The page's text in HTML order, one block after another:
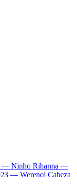
— Ninho Rihanna —
— Werenoi Cabeza